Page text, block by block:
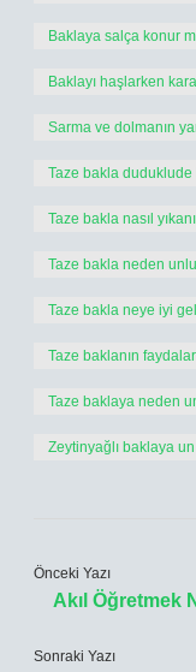
Baklaya salça konur
Baklayı haşlarken
Sarma ve dolmanın
Taze bakla
Taze bakla nasıl
Taze bakla neden
Taze bakla neye iyi
Taze baklanın
Taze baklaya neden
Zeytinyağlı baklaya
Önceki Yazı
Akıl Öğretmek
Sonraki Yazı